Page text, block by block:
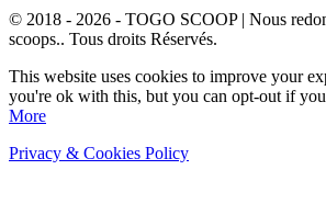
© 2018 - 2026 - TOGO SCOOP | Nous
scoops.. Tous droits Réservés.
This website uses cookies to improve your
you're ok with this, but you can opt-out if
More
Privacy & Cookies Policy